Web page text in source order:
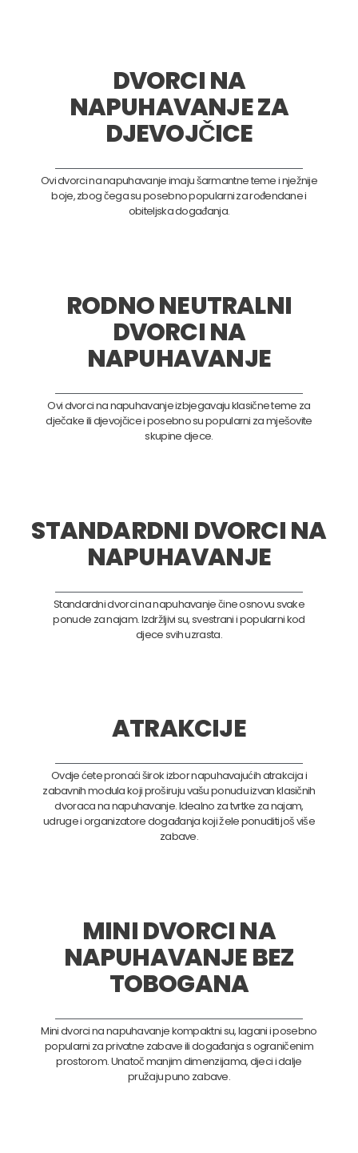
DVORCI NA
NAPUHAVANJE ZA
DJEVOJČICE
Ovi dvorci na napuhavanje imaju šarmantne teme i nježnije
boje, zbog čega su posebno popularni za rođendane i
obiteljska događanja.
RODNO NEUTRALNI
DVORCI NA
NAPUHAVANJE
Ovi dvorci na napuhavanje izbjegavaju klasične teme za
dječake ili djevojčice i posebno su popularni za mješovite
skupine djece.
STANDARDNI DVORCI NA
NAPUHAVANJE
Standardni dvorci na napuhavanje čine osnovu svake
ponude za najam. Izdržljivi su, svestrani i popularni kod
djece svih uzrasta.
ATRAKCIJE
Ovdje ćete pronaći širok izbor napuhavajućih atrakcija i
zabavnih modula koji proširuju vašu ponudu izvan klasičnih
dvoraca na napuhavanje. Idealno za tvrtke za najam,
udruge i organizatore događanja koji žele ponuditi još više
zabave.
MINI DVORCI NA
NAPUHAVANJE BEZ
TOBOGANA
Mini dvorci na napuhavanje kompaktni su, lagani i posebno
popularni za privatne zabave ili događanja s ograničenim
prostorom. Unatoč manjim dimenzijama, djeci i dalje
pružaju puno zabave.